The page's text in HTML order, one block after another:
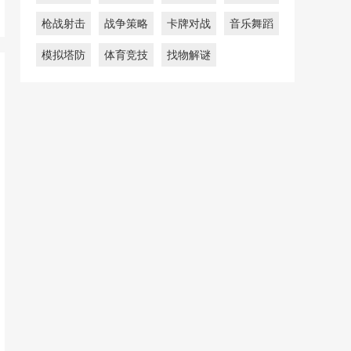
枪战射击 战争策略 卡牌对战 音乐舞蹈
模拟塔防 体育竞技 找物解谜